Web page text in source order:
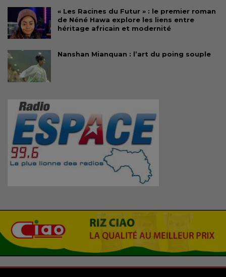
« Les Racines du Futur » : le premier roman
de Néné Hawa explore les liens entre
héritage africain et modernité
Nanshan Mianquan : l’art du poing souple